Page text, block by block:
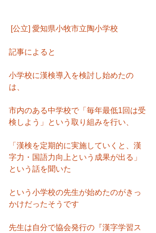
[公立] 愛知県小牧市立陶小学校
記事によると
小学校に漢検導入を検討し始めたの
は、
市内のある中学校で「毎年最低1回は受
検しよう」という取り組みを行い、
「漢検を定期的に実施していくと、漢
字力・国語力向上という成果が出る」
という話を聞いた
という小学校の先生が始めたのがきっ
かけだったそうです
先生は自分で協会発行の『漢字学習ス